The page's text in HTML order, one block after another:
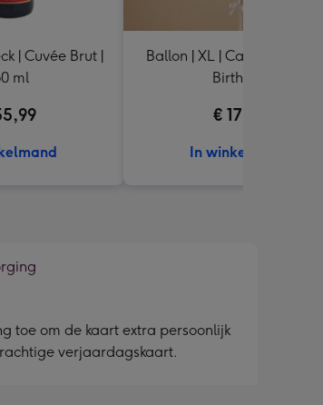
| Cuvée Brut |
ml
Ballon | XL | Cadeau |
Birthday
€ 17,99
In winkelmand
toe om de kaart extra persoonlijk
verjaardagskaart.